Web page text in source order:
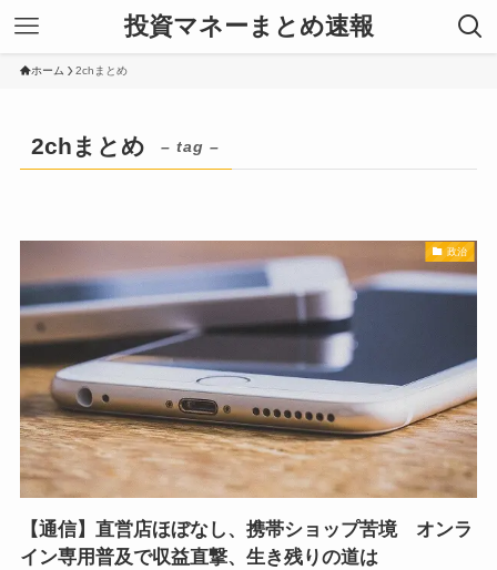
投資マネーまとめ速報
ホーム 2chまとめ
2chまとめ – tag –
政治
【通信】直営店ほぼなし、携帯ショップ苦境 オンラ
イン専用普及で収益直撃、生き残りの道は